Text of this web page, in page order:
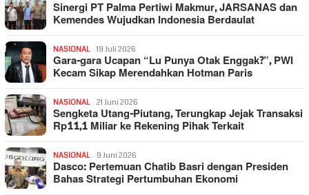
Sinergi PT Palma Pertiwi Makmur, JARSANAS dan
Kemendes Wujudkan Indonesia Berdaulat
NASIONAL 19 Juli 2026
Gara-gara Ucapan “Lu Punya Otak Enggak?”, PWI
Kecam Sikap Merendahkan Hotman Paris
NASIONAL 21 Juni 2026
Sengketa Utang-Piutang, Terungkap Jejak Transaksi
Rp11,1 Miliar ke Rekening Pihak Terkait
NASIONAL 9 Juni 2026
Dasco: Pertemuan Chatib Basri dengan Presiden
Bahas Strategi Pertumbuhan Ekonomi